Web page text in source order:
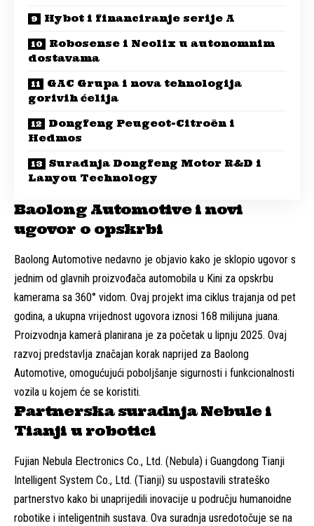
Hybot i financiranje serije A
Robosense i Neolix u autonomnim
dostavama
GAC Grupa i nova tehnologija
gorivih ćelija
Dongfeng Peugeot-Citroën i
Hedmos
Suradnja Dongfeng Motor R&D i
Lanyou Technology
Baolong Automotive i novi
ugovor o opskrbi
Baolong Automotive nedavno je objavio kako je sklopio ugovor s
jednim od glavnih proizvođača automobila u Kini za opskrbu
kamerama sa 360° vidom. Ovaj projekt ima ciklus trajanja od pet
godina, a ukupna vrijednost ugovora iznosi 168 milijuna juana.
Proizvodnja kamerâ planirana je za početak u lipnju 2025. Ovaj
razvoj predstavlja značajan korak naprijed za Baolong
Automotive, omogućujući poboljšanje sigurnosti i funkcionalnosti
vozila u kojem će se koristiti.
Partnerska suradnja Nebule i
Tianji u robotici
Fujian Nebula Electronics Co., Ltd. (Nebula) i Guangdong Tianji
Intelligent System Co., Ltd. (Tianji) su uspostavili strateško
partnerstvo kako bi unaprijedili inovacije u području humanoidne
robotike i inteligentnih sustava. Ova suradnja usredotočuje se na